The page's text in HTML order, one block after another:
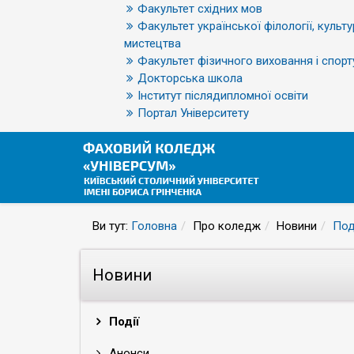
Факультет східних мов
Факультет української філології,
мистецтва
Факультет фізичного виховання і
Докторська школа
Інститут післядипломної освіти
Портал Університету
Ви тут: Головна Про коледж Новини
Новини
Події